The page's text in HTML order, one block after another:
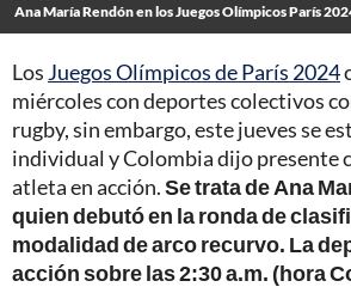
Ana María Rendón en los Juegos Olímpicos París
Los Juegos Olímpicos de París 2024
miércoles con deportes colectivos
rugby, sin embargo, este jueves se
individual y Colombia dijo presente
atleta en acción.Se trata de Ana
quien debutó en la ronda de
modalidad de arco recurvo. La
acción sobre las 2:30 a.m. (hora